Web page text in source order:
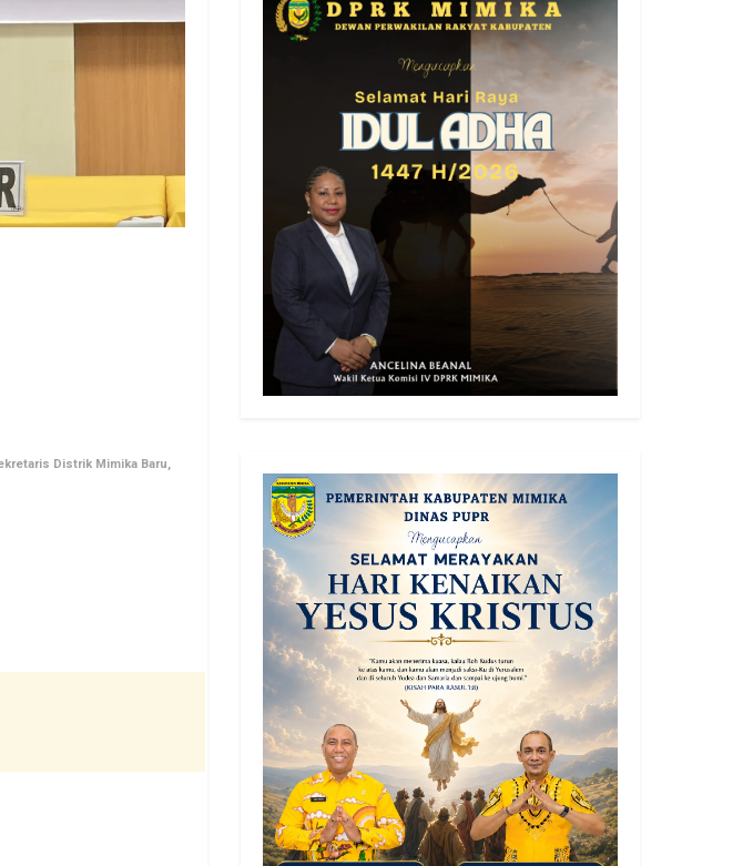
Distrik Mimika Baru,